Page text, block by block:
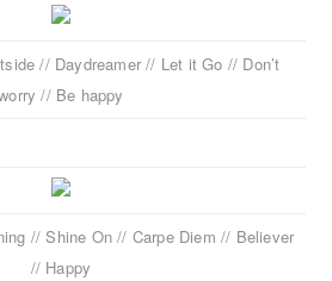
// Daydreamer // Let it Go // Don’t
// Be happy
// Shine On // Carpe Diem // Believer
// Happy